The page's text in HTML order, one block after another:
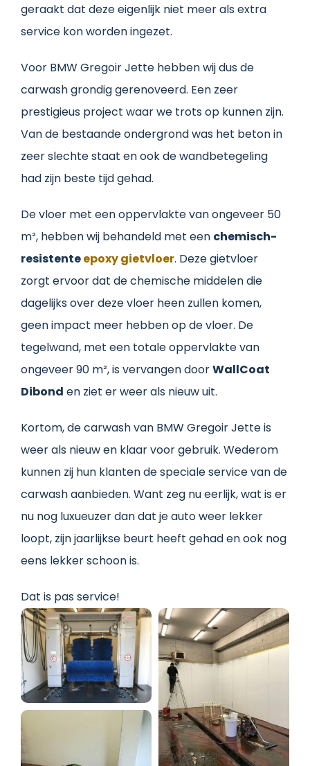
geraakt dat deze eigenlijk niet meer als extra
service kon worden ingezet.
Voor BMW Gregoir Jette hebben wij dus de
carwash grondig gerenoveerd. Een zeer
prestigieus project waar we trots op kunnen zijn.
Van de bestaande ondergrond was het beton in
zeer slechte staat en ook de wandbetegeling
had zijn beste tijd gehad.
De vloer met een oppervlakte van ongeveer 50
m², hebben wij behandeld met een chemisch-
resistenteepoxy gietvloer. Deze gietvloer
zorgt ervoor dat de chemische middelen die
dagelijks over deze vloer heen zullen komen,
geen impact meer hebben op de vloer. De
tegelwand, met een totale oppervlakte van
ongeveer 90 m², is vervangen doorWallCoat
Dibond en ziet er weer als nieuw uit.
Kortom, de carwash van BMW Gregoir Jette is
weer als nieuw en klaar voor gebruik. Wederom
kunnen zij hun klanten de speciale service van de
carwash aanbieden. Want zeg nu eerlijk, wat is er
nu nog luxueuzer dan dat je auto weer lekker
loopt, zijn jaarlijkse beurt heeft gehad en ook nog
eens lekker schoon is.
Dat is pas service!